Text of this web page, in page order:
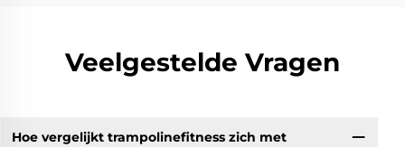
Veelgestelde Vragen
Hoe vergelijkt trampolinefitness zich met